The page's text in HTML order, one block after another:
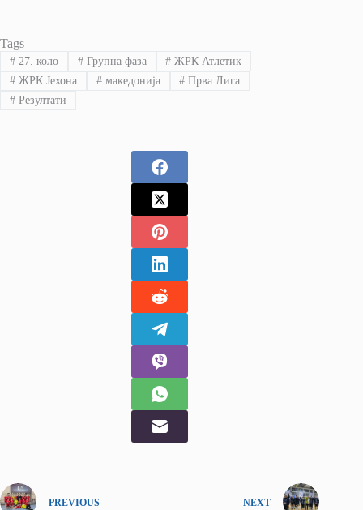
Tags
#27. коло #Групна фаза # ЖРК Атлетик
#ЖРК Јехона #македонија # Прва Лига
#Резултати
PREVIOUS NEXT